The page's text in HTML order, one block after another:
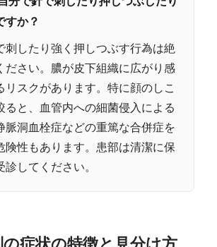
すか？
刺したり強く押しつぶす行為は絶
ださい。膿が皮下組織に広がり感
リスクがあります。特に顔のしこ
ると、血管内への細菌侵入による
脈洞血栓症などの重篤な合併症を
険性もあります。患部は清潔に保
診してください。